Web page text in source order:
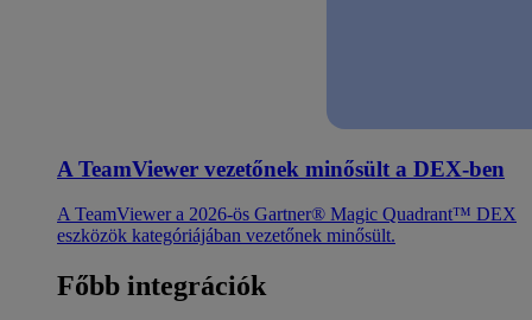
A TeamViewer vezetőnek minősült a DEX-ben
A TeamViewer a 2026-ös Gartner® Magic Quadrant™ DEX
eszközök kategóriájában vezetőnek minősült.
Főbb integrációk